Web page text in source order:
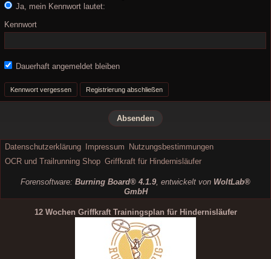
Ja, mein Kennwort lautet:
Kennwort
Dauerhaft angemeldet bleiben
Kennwort vergessen Registrierung abschließen
Datenschutzerklärung Impressum
Nutzungsbestimmungen
OCR und Trailrunning Shop Griffkraft für Hindernisläufer
Forensoftware: Burning Board® 4.1.9, entwickelt von WoltLab®
GmbH
12 Wochen Griffkraft Trainingsplan für Hindernisläufer